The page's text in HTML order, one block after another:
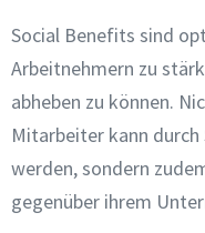
Social Benefits sind
Arbeitnehmern zu
abheben zu können.
Mitarbeiter kann
werden, sondern
gegenüber ihrem